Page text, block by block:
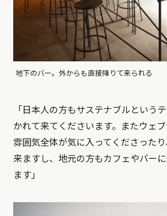
地下のバー。外からも直接降りて来られる
「日本人の方もサステナブルという
かれて来てくださいます。またウェ
雰囲気全体が気に入ってくださった
来ますし、地元の方もカフェやバー
ます」